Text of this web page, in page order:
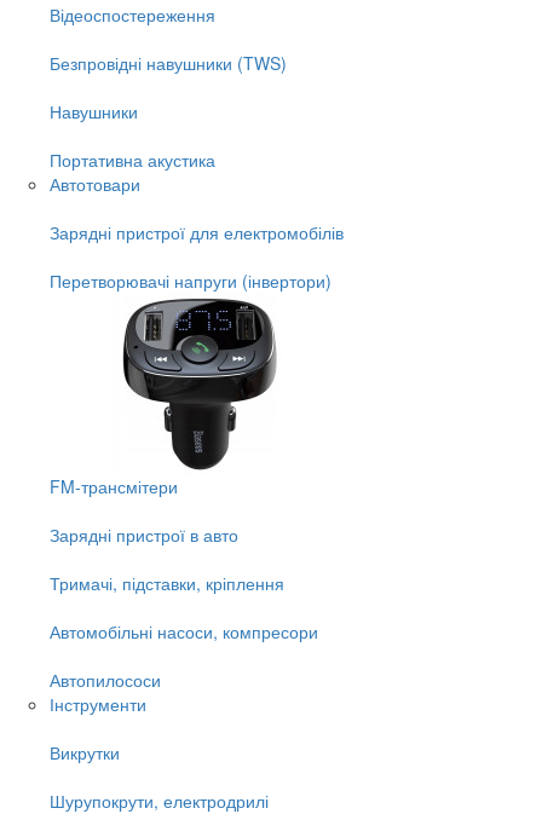
Відеоспостереження
Безпровідні навушники (TWS)
Навушники
Портативна акустика
Автотовари
Зарядні пристрої для електромобілів
Перетворювачі напруги (інвертори)
FM-трансмітери
Зарядні пристрої в авто
Тримачі, підставки, кріплення
Автомобільні насоси, компресори
Автопилососи
Інструменти
Викрутки
Шурупокрути, електродрилі